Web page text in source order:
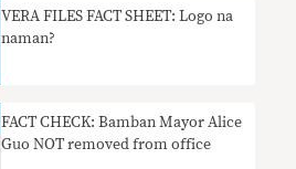
VERA FILES FACT SHEET: Logo na
naman?
FACT CHECK: Bamban Mayor Alice
Guo NOT removed from office